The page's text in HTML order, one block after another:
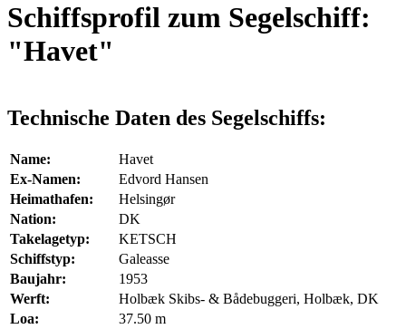
Schiffsprofil zum Segelschiff:
"Havet"
Technische Daten des Segelschiffs:
Name:
Havet
Ex-Namen:
Edvord Hansen
Heimathafen:
Helsingør
Nation:
DK
Takelagetyp:
KETSCH
Schiffstyp:
Galeasse
Baujahr:
1953
Werft:
Holbæk Skibs- & Bådebuggeri, Holbæk, DK
Loa:
37.50 m